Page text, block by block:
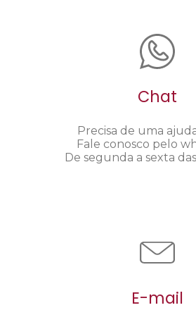
Chat
Precisa de uma
Fale conosco pelo
De segunda a sexta
E-mail